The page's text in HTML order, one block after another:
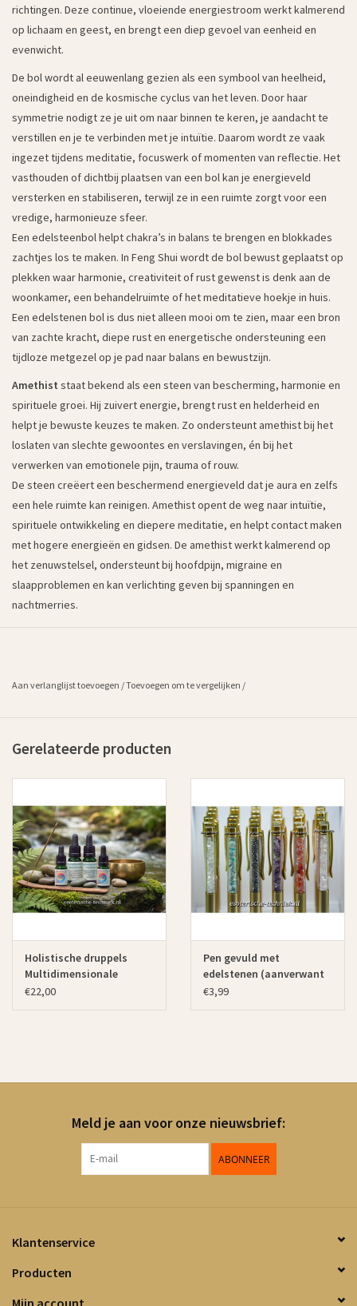
richtingen. Deze continue, vloeiende energiestroom werkt kalmerend
op lichaam en geest, en brengt een diep gevoel van eenheid en
evenwicht.
De bol wordt al eeuwenlang gezien als een symbool van heelheid,
oneindigheid en de kosmische cyclus van het leven. Door haar
symmetrie nodigt ze je uit om naar binnen te keren, je aandacht te
verstillen en je te verbinden met je intuïtie. Daarom wordt ze vaak
ingezet tijdens meditatie, focuswerk of momenten van reflectie. Het
vasthouden of dichtbij plaatsen van een bol kan je energieveld
versterken en stabiliseren, terwijl ze in een ruimte zorgt voor een
vredige, harmonieuze sfeer.
Een edelsteenbol helpt chakra’s in balans te brengen en blokkades
zachtjes los te maken. In Feng Shui wordt de bol bewust geplaatst op
plekken waar harmonie, creativiteit of rust gewenst is denk aan de
woonkamer, een behandelruimte of het meditatieve hoekje in huis.
Een edelstenen bol is dus niet alleen mooi om te zien, maar een bron
van zachte kracht, diepe rust en energetische ondersteuning een
tijdloze metgezel op je pad naar balans en bewustzijn.
Amethist staat bekend als een steen van bescherming, harmonie en
spirituele groei. Hij zuivert energie, brengt rust en helderheid en
helpt je bewuste keuzes te maken. Zo ondersteunt amethist bij het
loslaten van slechte gewoontes en verslavingen, én bij het
verwerken van emotionele pijn, trauma of rouw.
De steen creëert een beschermend energieveld dat je aura en zelfs
een hele ruimte kan reinigen. Amethist opent de weg naar intuïtie,
spirituele ontwikkeling en diepere meditatie, en helpt contact maken
met hogere energieën en gidsen. De amethist werkt kalmerend op
het zenuwstelsel, ondersteunt bij hoofdpijn, migraine en
slaapproblemen en kan verlichting geven bij spanningen en
nachtmerries.
Aan verlanglijst toevoegen /Toevoegen om te vergelijken /
Gerelateerde producten
Holistische druppels
Multidimensionale
Bescherming
€22,00
Pen gevuld met
edelstenen (aanverwant
artikel)
€3,99
Meld je aan voor onze nieuwsbrief:
ABONNEER
Klantenservice
Producten
Mijn account